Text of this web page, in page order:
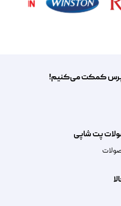
پت شاپی
بپرس کمکت می‌کنیم!